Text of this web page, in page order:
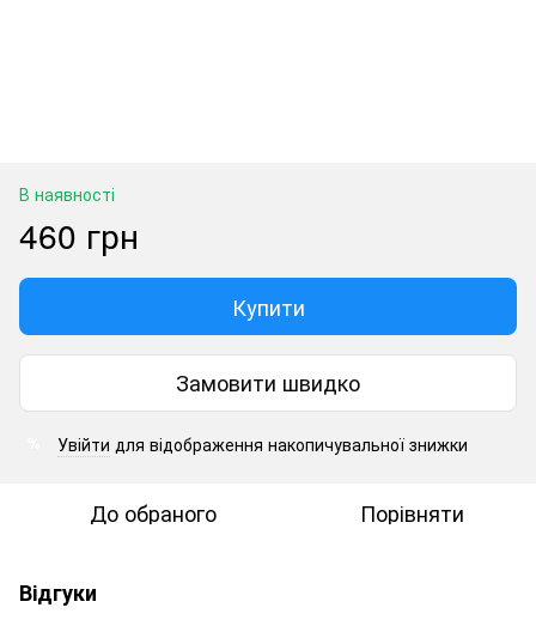
В наявності
460 грн
Купити
Замовити швидко
Увійти для відображення накопичувальної знижки
До обраного Порівняти
Відгуки